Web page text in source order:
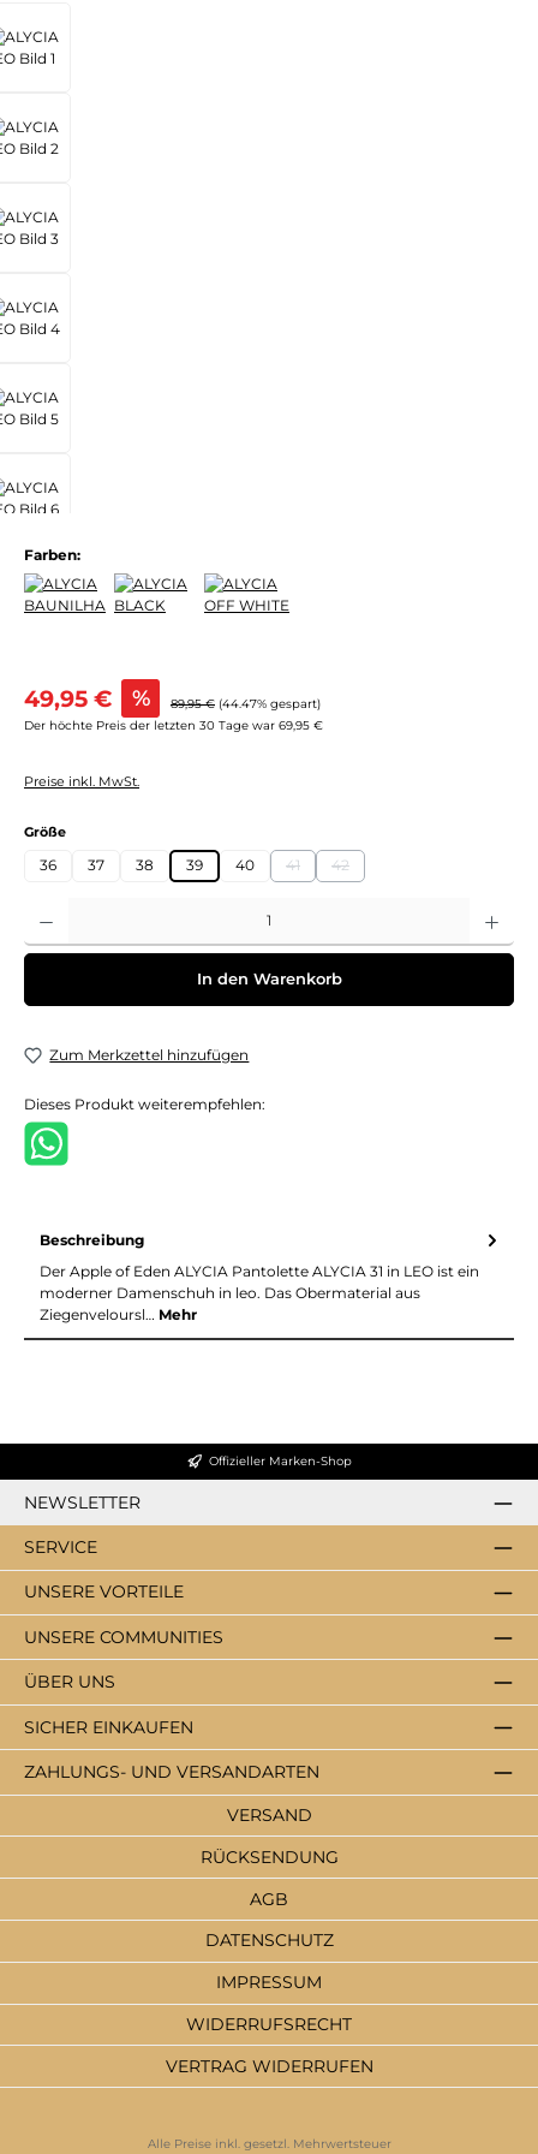
Farben:
Verkaufspreis:
49,95 € % Regulärer Preis:
89,95 € (44.47% gespart)
Der höchte Preis der letzten 30 Tage war 69,95 €
Preise inkl. MwSt.
Größeauswählen
36 37 38 39 40 41
(Diese Option ist zurzeit nicht
42
(Diese Option ist zurzeit nicht
In den Warenkorb
Zum Merkzettel hinzufügen
Dieses Produkt weiterempfehlen:
Beschreibung
Der Apple of Eden ALYCIA Pantolette ALYCIA 31 in LEO ist ein
moderner Damenschuh in leo. Das Obermaterial aus
Ziegenveloursl… Mehr
Offizieller Marken-Shop
NEWSLETTER
SERVICE
ZAHLUNGS- UND VERSANDARTEN
ÜBER UNS
SICHER EINKAUFEN
UNSERE VORTEILE
UNSERE COMMUNITIES
VERSAND
RÜCKSENDUNG
AGB
DATENSCHUTZ
IMPRESSUM
WIDERRUFSRECHT
VERTRAG WIDERRUFEN
Alle Preise inkl. gesetzl. Mehrwertsteuer